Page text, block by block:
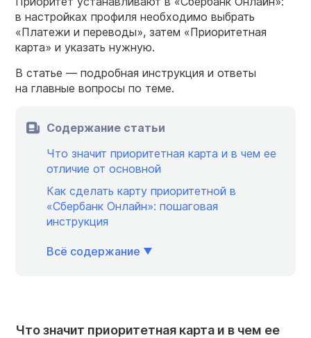
в настройках профиля необходимо выбрать
«Платежи и переводы», затем «Приоритетная
карта» и указать нужную.
В статье — подробная инструкция и ответы
на главные вопросы по теме.
Содержание статьи
Что значит приоритетная карта и в чем ее
отличие от основной
Как сделать карту приоритетной в
«Сбербанк Онлайн»: пошаговая
инструкция
Всё содержание
Что значит приоритетная карта и в чем ее